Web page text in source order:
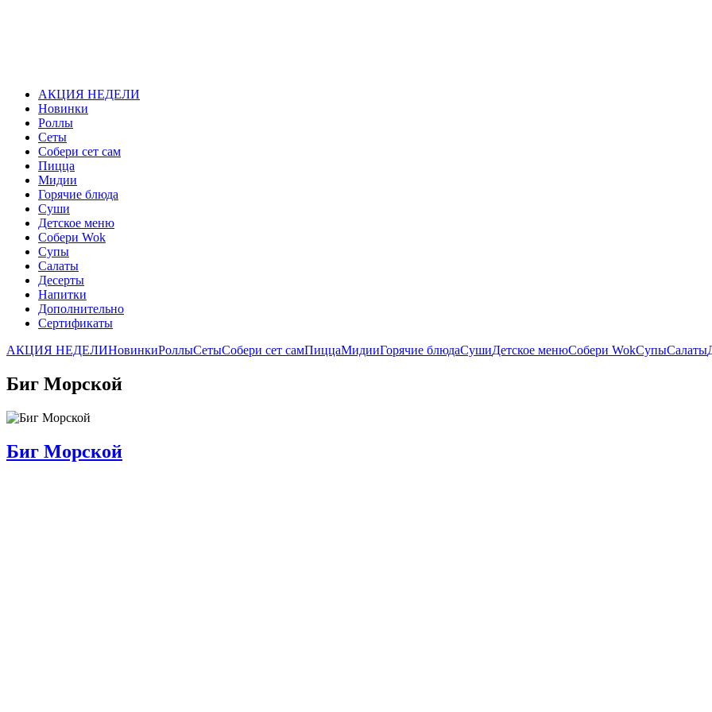
АКЦИЯ НЕДЕЛИ
Новинки
Роллы
Сеты
Собери сет сам
Пицца
Мидии
Горячие блюда
Суши
Детское меню
Собери Wok
Супы
Салаты
Десерты
Напитки
Дополнительно
Сертификаты
АКЦИЯ НЕДЕЛИНовинкиРоллыСетыСобери сет самПиццаМидииГорячие блюдаСушиДетское менюСобери WokСупыСалаты
Биг Морской
Биг Морской